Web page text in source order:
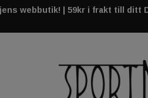
webbutik! | 59kr i frakt till